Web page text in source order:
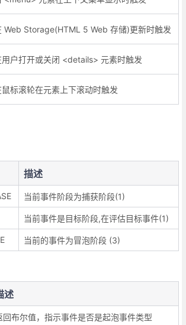
Web Storage(HTML 5 Web 存储)更新时触发
户打开或关闭 <details> 元素时触发
标滚轮在元素上下滚动时触发
描述
当前事件阶段为捕获阶段(1)
当前事件是目标阶段,在评估目标事件(1)
当前的事件为冒泡阶段 (3)
述
回布尔值，指示事件是否是起泡事件类型